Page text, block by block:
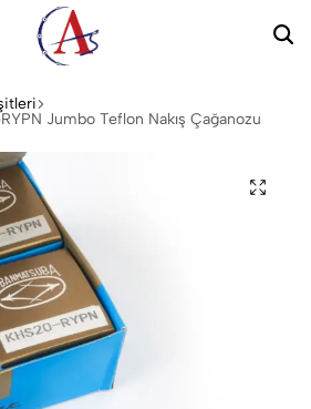
Jumbo Teflon Nakış Çağanozu